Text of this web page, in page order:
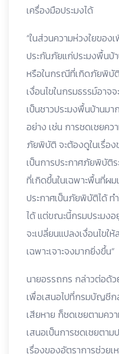
เครื่องมือประมงได้
“ในส่วนความห่วงใยขอ
ประกันภัยแก่ประมงพื้นบ้
หรือในกรณีที่เกิดภัยพิบั
เงื่อนไขในกรมธรรม์อาจ
เป็นชาวประมงพื้นบ้านม
อย่าง เช่น การชดเชยค
ภัยพิบัติ จะต้องดูในเรื่อง
เป็นการประกาศภัยพิบัติ
ที่เกิดขึ้นในเฉพาะพื้นที่ผ
ประกาศเป็นภัยพิบัติได้ ท
ได้ แต่ขณะนี้กรมประมงอ
จะเปลี่ยนแปลงเงื่อนไขใ
เฉพาะเจาะจงมากยิ่งขึ้น“
นายอรรถกร กล่าวต่อด้ว
เพื่อเสนอไปที่กรมบัญชีก
เสียหาย ก็ชดเชยตามคว
เสนอเป็นการชดเชยตา
เรื่องของอัตราการช่วย